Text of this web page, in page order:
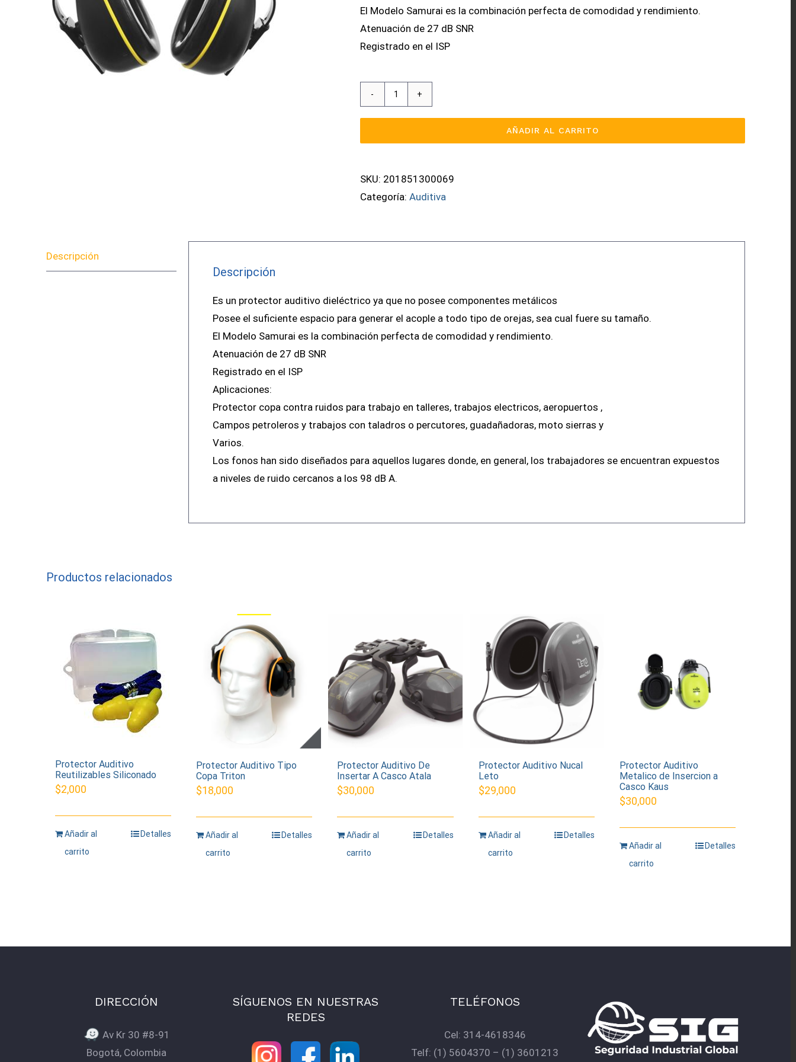
El Modelo Samurai es la combinación perfecta de comodidad y rendimiento.
Atenuación de 27 dB SNR
Registrado en el ISP
Auditivo
cantidad
AÑADIR AL CARRITO
SKU: 201851300069
Categoría: Auditiva
Descripción
Descripción
Es un protector auditivo dieléctrico ya que no posee componentes metálicos
Posee el suficiente espacio para generar el acople a todo tipo de orejas, sea cual fuere su tamaño.
El Modelo Samurai es la combinación perfecta de comodidad y rendimiento.
Atenuación de 27 dB SNR
Registrado en el ISP
Aplicaciones:
Protector copa contra ruidos para trabajo en talleres, trabajos electricos, aeropuertos ,
Campos petroleros y trabajos con taladros o percutores, guadañadoras, moto sierras y
Varios.
Los fonos han sido diseñados para aquellos lugares donde, en general, los trabajadores se encuentran expuestos
a niveles de ruido cercanos a los 98 dB A.
Productos relacionados
Protector Auditivo
Reutilizables Siliconado
$2,000
Añadir al
carrito
Detalles
Protector Auditivo Tipo
Copa Triton
$18,000
Añadir al
carrito
Detalles
Protector Auditivo De
Insertar A Casco Atala
$30,000
Añadir al
carrito
Detalles
Protector Auditivo Nucal
Leto
$29,000
Añadir al
carrito
Detalles
Protector Auditivo
Metalico de Insercion a
Casco Kaus
$30,000
Añadir al
carrito
Detalles
DIRECCIÓN
Av Kr 30 #8-91
Bogotá, Colombia
SÍGUENOS EN NUESTRAS
REDES
TELÉFONOS
Cel: 314-4618346
Telf: (1) 5604370 – (1) 3601213